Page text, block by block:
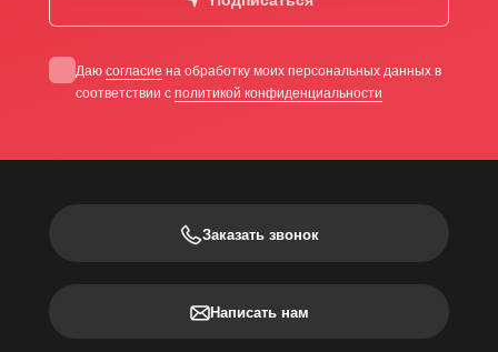
Даю согласие на обработку моих персональных данных в
соответствии с политикой конфиденциальности
Заказать звонок
Написать нам